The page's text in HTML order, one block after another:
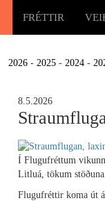
FRÉTTIR
2026 - 2025 - 2024 -
8.5.2026
Í Flugufréttum
Litluá, tökum
Flugufréttir koma út